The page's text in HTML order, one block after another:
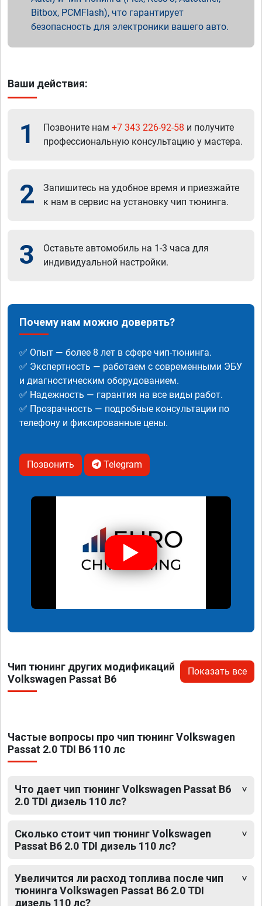
Bitbox, PCMFlash), что гарантирует
безопасность для электроники вашего авто.
Ваши действия:
1 Позвоните нам +7 343 226-92-58 и получите
профессиональную консультацию у мастера.
2
Запишитесь на удобное время и приезжайте
к нам в сервис на установку чип тюнинга.
3
Оставьте автомобиль на 1-3 часа для
индивидуальной настройки.
Почему нам можно доверять?
✅ Опыт — более 8 лет в сфере чип-тюнинга.
✅ Экспертность — работаем с современными ЭБУ
и диагностическим оборудованием.
✅ Надежность — гарантия на все виды работ.
✅ Прозрачность — подробные консультации по
телефону и фиксированные цены.
Позвонить Telegram
Чип тюнинг других модификаций
Volkswagen Passat B6
Показать все
Частые вопросы про чип тюнинг Volkswagen
Passat 2.0 TDI B6 110 лс
Что дает чип тюнинг Volkswagen Passat B6
2.0 TDI дизель 110 лс?
Сколько стоит чип тюнинг Volkswagen
Passat B6 2.0 TDI дизель 110 лс?
Увеличится ли расход топлива после чип
тюнинга Volkswagen Passat B6 2.0 TDI
дизель 110 лс?